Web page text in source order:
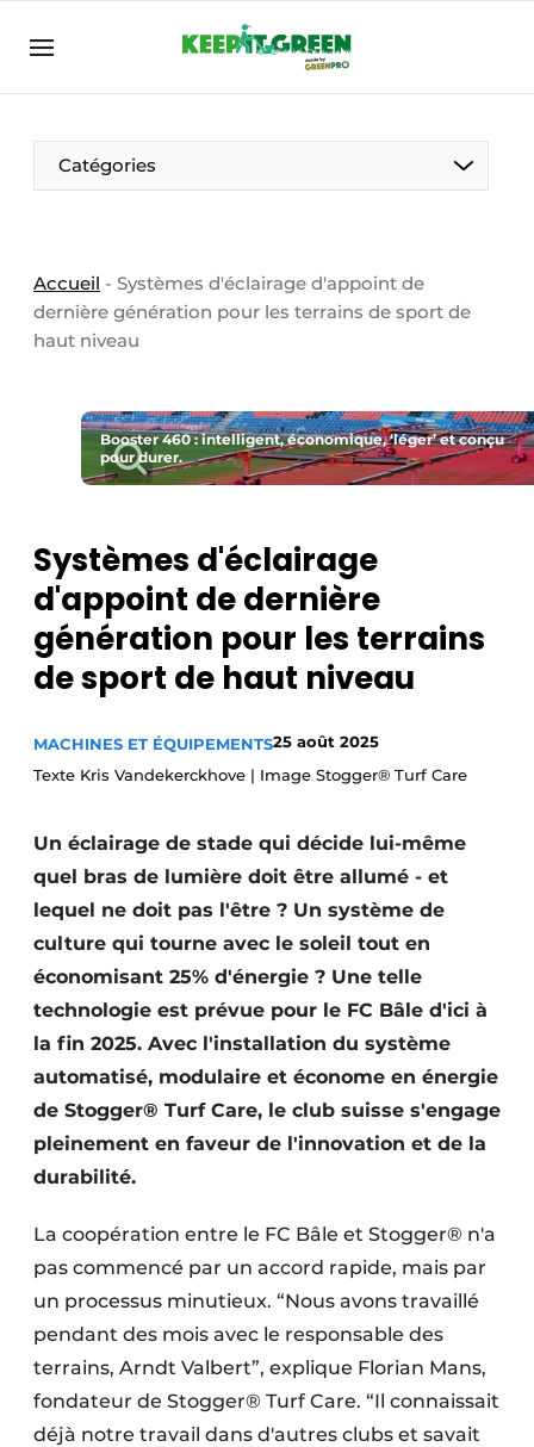
FR ENG FR
Catégories
Accueil - Systèmes d'éclairage d'appoint de
dernière génération pour les terrains de sport de
haut niveau
Booster 460 : intelligent, économique, ‘léger’ et conçu
pour durer.
Systèmes d'éclairage
d'appoint de dernière
génération pour les terrains
de sport de haut niveau
MACHINES ET ÉQUIPEMENTS25 août 2025
Texte Kris Vandekerckhove | Image Stogger® Turf Care
Un éclairage de stade qui décide lui-même
quel bras de lumière doit être allumé - et
lequel ne doit pas l'être ? Un système de
culture qui tourne avec le soleil tout en
économisant 25% d'énergie ? Une telle
technologie est prévue pour le FC Bâle d'ici à
la fin 2025. Avec l'installation du système
automatisé, modulaire et économe en énergie
de Stogger® Turf Care, le club suisse s'engage
pleinement en faveur de l'innovation et de la
durabilité.
La coopération entre le FC Bâle et Stogger® n'a
pas commencé par un accord rapide, mais par
un processus minutieux. “Nous avons travaillé
pendant des mois avec le responsable des
terrains, Arndt Valbert”, explique Florian Mans,
fondateur de Stogger® Turf Care. “Il connaissait
déjà notre travail dans d'autres clubs et savait